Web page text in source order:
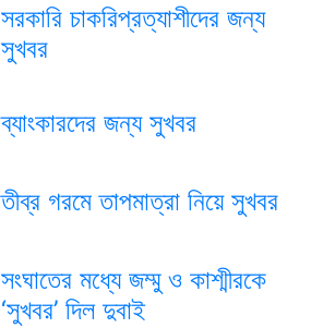
সরকারি চাকরিপ্রত্যাশীদের জন্য
সুখবর
ব্যাংকারদের জন্য সুখবর
তীব্র গরমে তাপমাত্রা নিয়ে সুখবর
সংঘাতের মধ্যে জম্মু ও কাশ্মীরকে
‘সুখবর’ দিল দুবাই